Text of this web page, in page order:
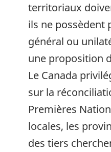
territoriaux
ils ne possèdent
général ou
une proposition
Le Canada
sur la
Premières
locales, les
des tiers